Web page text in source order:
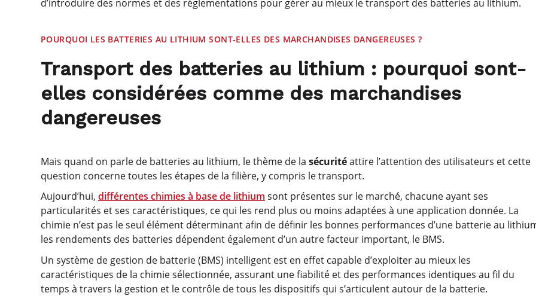
d’introduire des normes et des réglementations pour gérer au mieux le transport des batteries au lithium.
POURQUOI LES BATTERIES AU LITHIUM SONT-ELLES DES MARCHANDISES DANGEREUSES ?
Transport des batteries au lithium : pourquoi sont-
elles considérées comme des marchandises
dangereuses
Mais quand on parle de batteries au lithium, le thème de la sécuritéattire l’attention des utilisateurs et cette
question concerne toutes les étapes de la filière, y compris le transport.
Aujourd’hui, différentes chimies à base de lithium sont présentes sur le marché, chacune ayant ses
particularités et ses caractéristiques, ce qui les rend plus ou moins adaptées à une application donnée. La
chimie n’est pas le seul élément déterminant afin de définir les bonnes performances d’une batterie au
les rendements des batteries dépendent également d’un autre facteur important, le BMS.
Un système de gestion de batterie (BMS) intelligent est en effet capable d’exploiter au mieux les
caractéristiques de la chimie sélectionnée, assurant une fiabilité et des performances identiques au fil du
temps à travers la gestion et le contrôle de tous les dispositifs qui s’articulent autour de la batterie.